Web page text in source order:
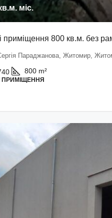
міс.
приміщення 800 кв.м. без
Параджанова, Житомир,
800 m²
ПРИМІЩЕННЯ